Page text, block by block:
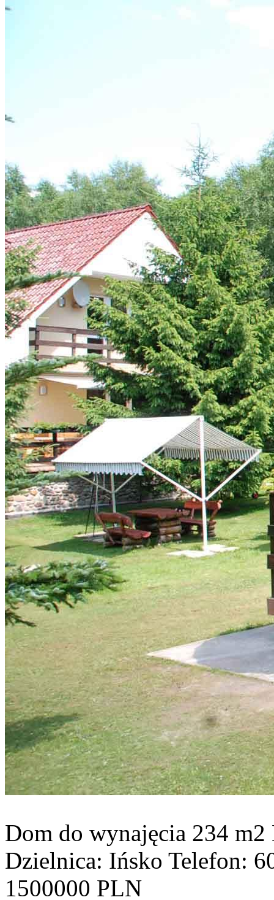
Dom do wynajęcia 234 m2
Dzielnica: Ińsko Telefon:
1500000 PLN